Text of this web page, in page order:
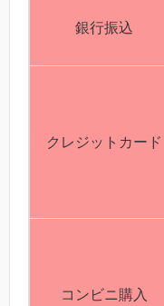
銀行振込
クレジットカード
コンビニ購入